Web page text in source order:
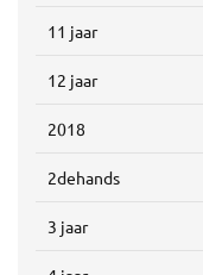
11 jaar
12 jaar
2018
2dehands
3 jaar